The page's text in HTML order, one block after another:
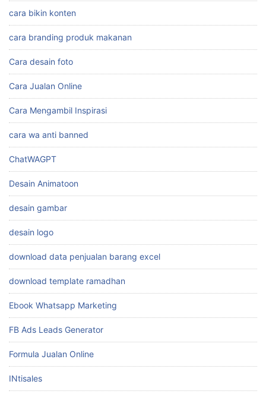
cara bikin konten
cara branding produk makanan
Cara desain foto
Cara Jualan Online
Cara Mengambil Inspirasi
cara wa anti banned
ChatWAGPT
Desain Animatoon
desain gambar
desain logo
download data penjualan barang excel
download template ramadhan
Ebook Whatsapp Marketing
FB Ads Leads Generator
Formula Jualan Online
INtisales